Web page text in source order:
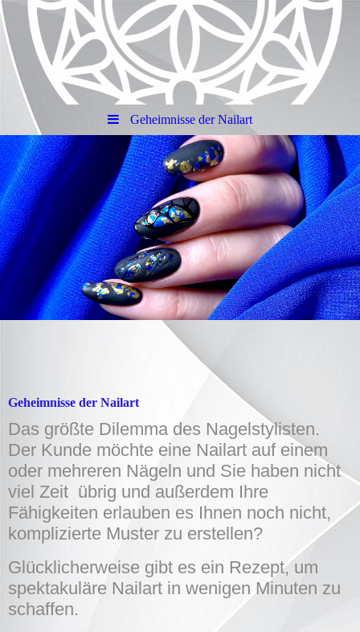
Geheimnisse der Nailart
Geheimnisse der Nailart
Das größte Dilemma des Nagelstylisten.
Der Kunde möchte eine Nailart auf einem
oder mehreren Nägeln und Sie haben nicht
viel Zeit übrig und außerdem Ihre
Fähigkeiten erlauben es Ihnen noch nicht,
komplizierte Muster zu erstellen?
Glücklicherweise gibt es ein Rezept, um
spektakuläre Nailart in wenigen Minuten zu
schaffen.